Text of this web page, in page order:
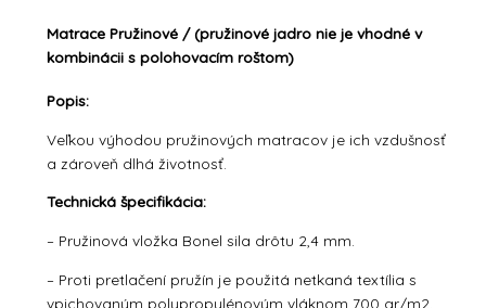
Matrace Pružinové / (pružinové jadro nie je vhodné v
kombinácii s polohovacím roštom)
Popis:
Veľkou výhodou pružinových matracov je ich vzdušnosť
a zároveň dlhá životnosť.
Technická špecifikácia:
– Pružinová vložka Bonel sila drôtu 2,4 mm.
– Proti pretlačení pružín je použitá netkaná textília s
vpichovaným polypropylénovým vláknom 700 gr/m2.